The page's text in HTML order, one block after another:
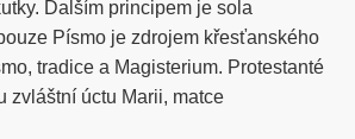
Dalším principem je sola
Písmo je zdrojem křesťanského
tradice a Magisterium. Protestanté
zvláštní úctu Marii, matce